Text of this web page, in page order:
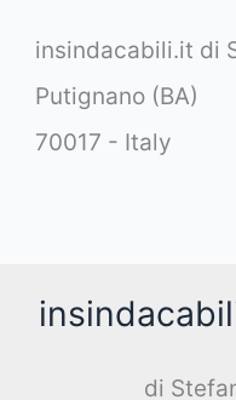
insindacabili.it di
Putignano (BA)
70017 - Italy
di